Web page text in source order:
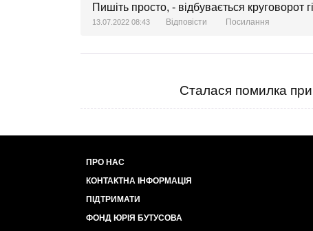
Пишіть просто, - відбувається круговорот
13.07.2022 08:43 Відповісти Посилання
Сталася помилка при
ПРО НАС
КОНТАКТНА ІНФОРМАЦІЯ
ПІДТРИМАТИ
ФОНД ЮРІЯ БУТУСОВА